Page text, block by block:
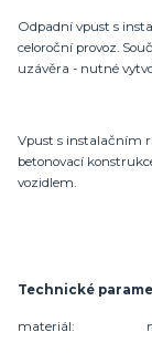
Odpadní vpust s
celoroční provoz.
uzávěra - nutné
Vpust s instalačním
betonovací
vozidlem.
Technické
materiál: